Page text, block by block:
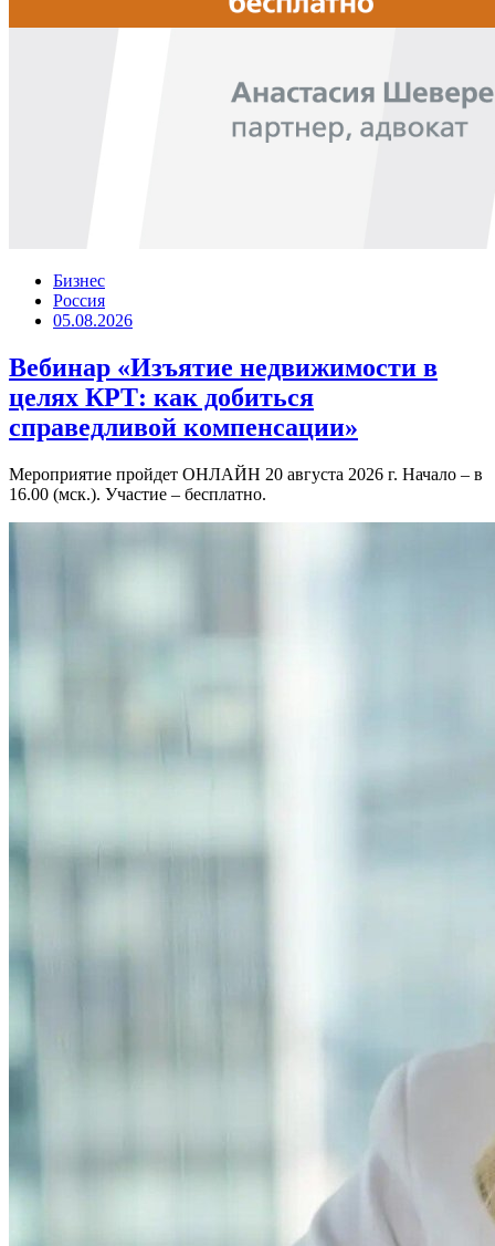
Бизнес
Россия
05.08.2026
Вебинар «Изъятие недвижимости в
целях КРТ: как добиться
справедливой компенсации»
Мероприятие пройдет ОНЛАЙН 20 августа 2026 г. Начало – в
16.00 (мск.). Участие – бесплатно.